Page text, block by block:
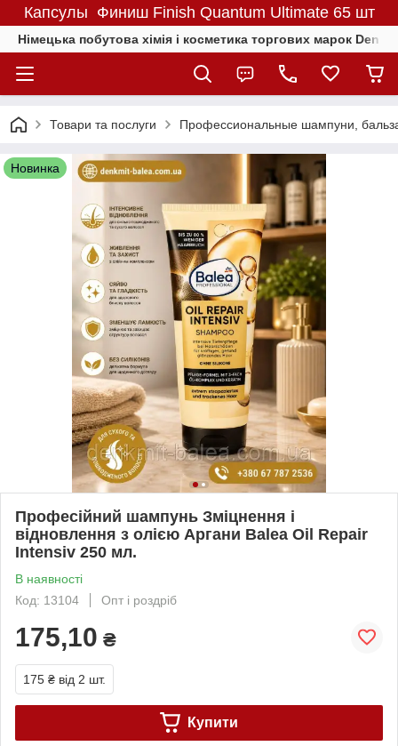
Капсулы Финиш Finish Quantum Ultimate 65 шт
Німецька побутова хімія і косметика торгових марок
Товари та послуги Профессиональные шампуни,
Новинка
Професійний шампунь Зміцнення і
відновлення з олією Аргани Balea Oil Repair
Intensiv 250 мл.
В наявності
Код: 13104
Опт і роздріб
175,10 ₴
175 ₴ від 2 шт.
Купити